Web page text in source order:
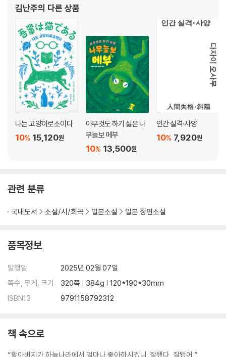
절임』, 『소란한 보통
김난주의 다른 상품
나는 고양이로소이다
15,120원
10%
아무것도 하기 싫은 나
무늘보 메부
13,500원
10%
인간 실격·사양
7,920원
10%
관련 분류
국내도서 소설/시/희곡 일본소설 일본 장편소설
품목정보
발행일
2025년 02월 07일
쪽수, 무게, 크기
320쪽 | 384g | 120*190*30mm
ISBN13
9791158792312
책 속으로
“할아버지가 하늘나라에서 얼마나 좋아하시겠니. 잘됐다, 잘됐어.”